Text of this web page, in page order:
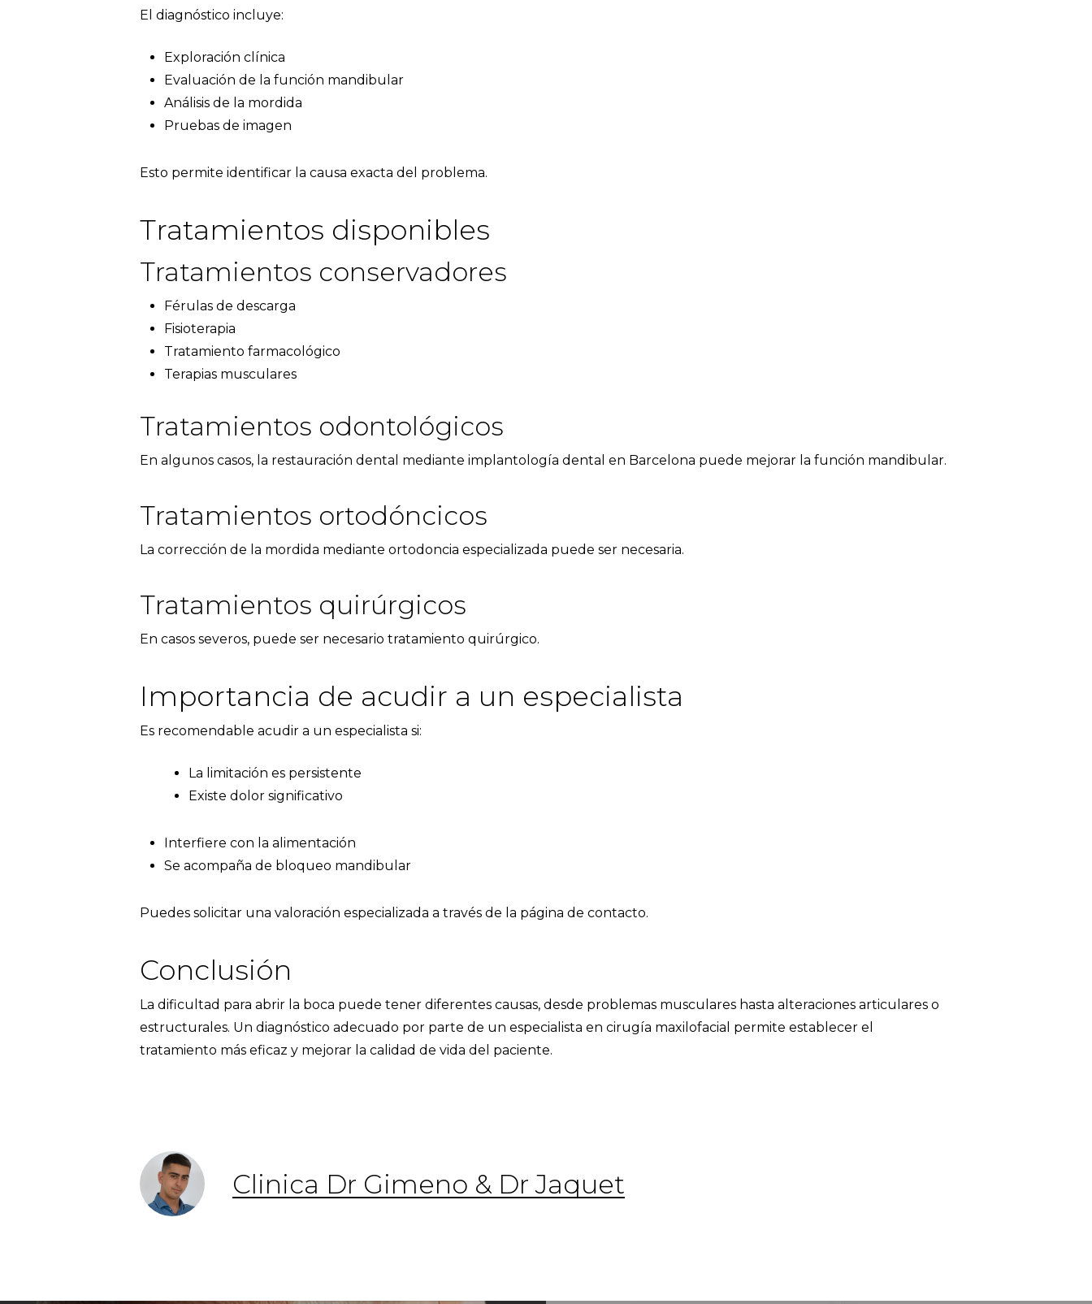
El diagnóstico incluye:
Exploración clínica
Evaluación de la función mandibular
Análisis de la mordida
Pruebas de imagen
Esto permite identificar la causa exacta del problema.
Tratamientos disponibles
Tratamientos conservadores
Férulas de descarga
Fisioterapia
Tratamiento farmacológico
Terapias musculares
Tratamientos odontológicos
En algunos casos, la restauración dental mediante implantología dental en Barcelona puede mejorar la función mandibular.
Tratamientos ortodóncicos
La corrección de la mordida mediante ortodoncia especializada puede ser necesaria.
Tratamientos quirúrgicos
En casos severos, puede ser necesario tratamiento quirúrgico.
Importancia de acudir a un especialista
Es recomendable acudir a un especialista si:
La limitación es persistente
Existe dolor significativo
Interfiere con la alimentación
Se acompaña de bloqueo mandibular
Puedes solicitar una valoración especializada a través de la página de contacto.
Conclusión
La dificultad para abrir la boca puede tener diferentes causas, desde problemas musculares hasta alteraciones articulares o
estructurales. Un diagnóstico adecuado por parte de un especialista en cirugía maxilofacial permite establecer el
tratamiento más eficaz y mejorar la calidad de vida del paciente.
Clinica Dr Gimeno & Dr Jaquet